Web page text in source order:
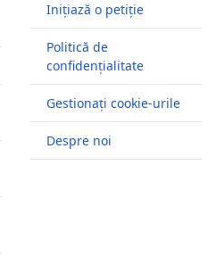
Inițiază o petiție
Politică de
confidențialitate
Gestionați cookie-urile
Despre noi